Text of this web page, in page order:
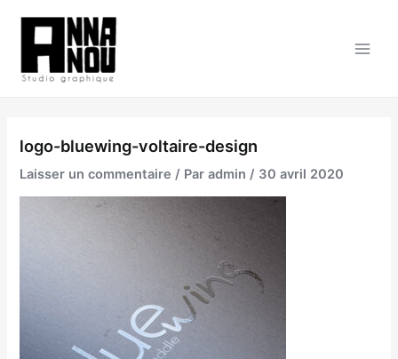
contenu
logo-bluewing-voltaire-design
Laisser un commentaire / Paradmin/ 30 avril 2020